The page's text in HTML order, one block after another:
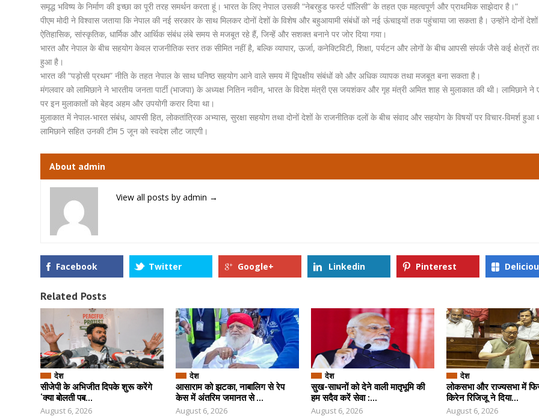
समृद्ध भविष्य के निर्माण की इच्छा का पूरी तरह समर्थन करता हूं। भारत के लिए नेपाल उसकी “नेबरहुड फर्स्ट पॉलिसी” के तहत एक महत्वपूर्ण और प्राथमिक साझेदार है।”
पीएम मोदी ने विश्वास जताया कि नेपाल की नई सरकार के साथ मिलकर दोनों देशों के विशेष और बहुआयामी संबंधों को नई ऊंचाइयों तक पहुंचाया जा सकता है। उन्होंने दोनों
ऐतिहासिक, सांस्कृतिक, धार्मिक और आर्थिक संबंध लंबे समय से मजबूत रहे हैं, जिन्हें और सशक्त बनाने पर जोर दिया गया।
भारत और नेपाल के बीच सहयोग केवल राजनीतिक स्तर तक सीमित नहीं है, बल्कि व्यापार, ऊर्जा, कनेक्टिविटी, शिक्षा, पर्यटन और लोगों के बीच आपसी संपर्क जैसे कई क्षेत्रों
हुआ है।
भारत की “पड़ोसी प्रथम” नीति के तहत नेपाल के साथ घनिष्ठ सहयोग आने वाले समय में द्विपक्षीय संबंधों को और अधिक व्यापक तथा मजबूत बना सकता है।
मंगलवार को लामिछाने ने भारतीय जनता पार्टी (भाजपा) के अध्यक्ष नितिन नवीन, भारत के विदेश मंत्री एस जयशंकर और गृह मंत्री अमित शाह से मुलाकात की थी। लामिछाने ने
पर इन मुलाकातों को बेहद अहम और उपयोगी करार दिया था।
मुलाकात में नेपाल-भारत संबंध, आपसी हित, लोकतांत्रिक अभ्यास, सुरक्षा सहयोग तथा दोनों देशों के राजनीतिक दलों के बीच संवाद और सहयोग के विषयों पर विचार-विमर्श हुआ
लामिछाने सहित उनकी टीम 5 जून को स्वदेश लौट जाएगी।
About admin
View all posts by admin →
Facebook Twitter Google+ Linkedin Pinterest
Related Posts
देश
सीजेपी के अभिजीत दिपके शुरू करेंगे
‘क्या बोलती पब...
August 6, 2026
देश
आसाराम को झटका, नाबालिग से रेप
केस में अंतरिम जमानत से ...
August 6, 2026
देश
सुख-साधनों को देने वाली मातृभूमि की
हम सदैव करें सेवा :...
August 6, 2026
देश
लोकसभा और राज्यसभा में
किरेन रिजिजू ने दिया...
August 6, 2026